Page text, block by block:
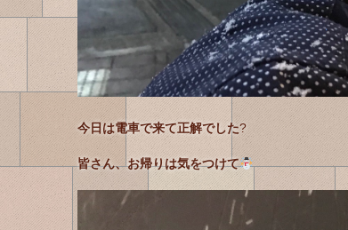
今日は電車で来て正解でした?
皆さん、お帰りは気をつけて